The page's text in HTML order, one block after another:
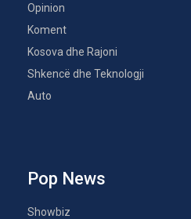
Opinion
Koment
Kosova dhe Rajoni
Shkencë dhe Teknologji
Auto
Pop News
Showbiz